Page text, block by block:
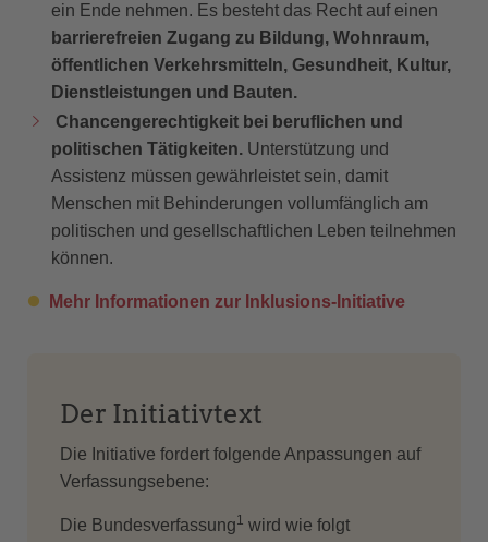
ein Ende nehmen. Es besteht das Recht auf einen
barrierefreien Zugang zu Bildung, Wohnraum,
öffentlichen Verkehrsmitteln, Gesundheit, Kultur,
Dienstleistungen und Bauten.
Chancengerechtigkeit bei beruflichen und
politischen Tätigkeiten. Unterstützung und
Assistenz müssen gewährleistet sein, damit
Menschen mit Behinderungen vollumfänglich am
politischen und gesellschaftlichen Leben teilnehmen
können.
Mehr Informationen zur Inklusions-Initiative
Der Initiativtext
Die Initiative fordert folgende Anpassungen auf
Verfassungsebene:
Die Bundesverfassung1 wird wie folgt